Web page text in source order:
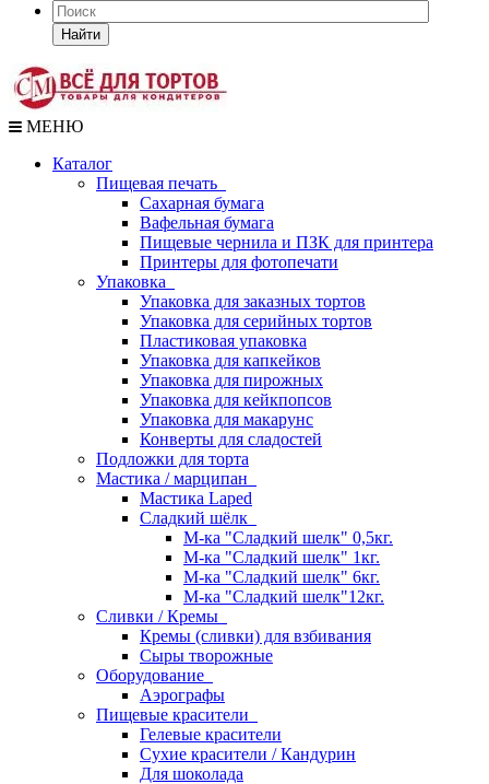
Найти
МЕНЮ
Каталог
Пищевая печать
Сахарная бумага
Вафельная бумага
Пищевые чернила и ПЗК для принтера
Принтеры для фотопечати
Упаковка
Упаковка для заказных тортов
Упаковка для серийных тортов
Пластиковая упаковка
Упаковка для капкейков
Упаковка для пирожных
Упаковка для кейкпопсов
Упаковка для макарунс
Конверты для сладостей
Подложки для торта
Мастика / марципан
Мастика Laped
Сладкий шёлк
М-ка "Сладкий шелк" 0,5кг.
М-ка "Сладкий шелк" 1кг.
М-ка "Сладкий шелк" 6кг.
М-ка "Сладкий шелк"12кг.
Сливки / Кремы
Кремы (сливки) для взбивания
Сыры творожные
Оборудование
Аэрографы
Пищевые красители
Гелевые красители
Сухие красители / Кандурин
Для шоколада